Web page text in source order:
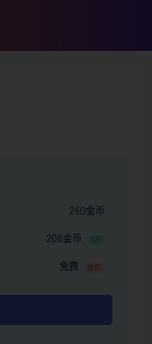
260金币
208金币 8折
免费 推荐